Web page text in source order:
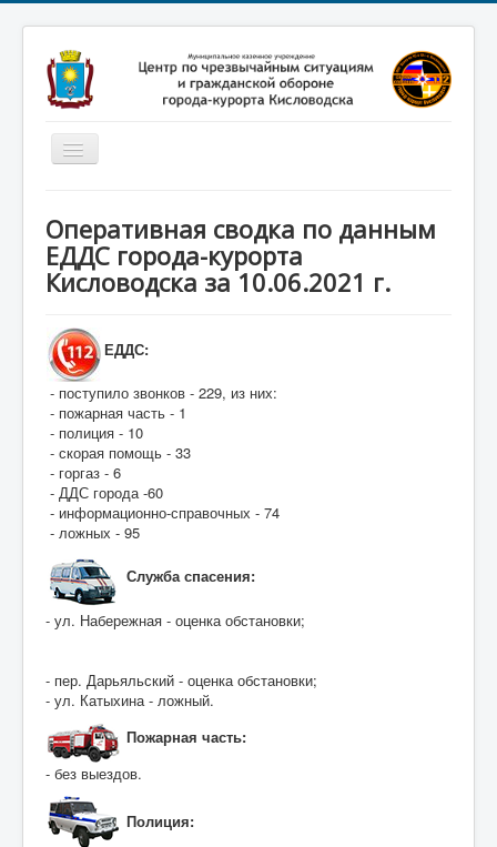
Включить/
выключить
Новости
Законодательство
Профилактика терроризма
Фотоматериалы
О нас
Оперативная сводка по данным
ЕДДС города-курорта
Кисловодска за 10.06.2021 г.
ЕДДС:
- поступило звонков - 229, из них:
- пожарная часть - 1
- полиция - 10
- скорая помощь - 33
- горгаз - 6
- ДДС города -60
- информационно-справочных - 74
- ложных - 95
Служба спасения:
- ул. Набережная - оценка обстановки;
- пер. Дарьяльский - оценка обстановки;
- ул. Катыхина - ложный.
Пожарная часть:
- без выездов.
Полиция: